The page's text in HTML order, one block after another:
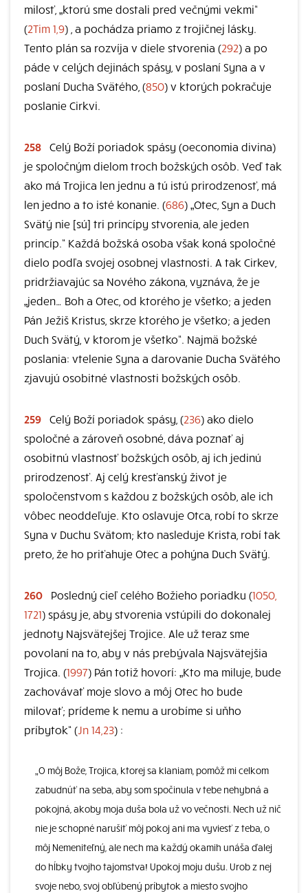
milosť, „ktorú sme dostali pred večnými vekmi“
(2Tim 1,9) , a pochádza priamo z trojičnej lásky.
Tento plán sa rozvíja v diele stvorenia (292) a po
páde v celých dejinách spásy, v poslaní Syna a v
poslaní Ducha Svätého, (850) v ktorých pokračuje
poslanie Cirkvi.
258 Celý Boží poriadok spásy (oeconomia divina)
je spoločným dielom troch božských osôb. Veď tak
ako má Trojica len jednu a tú istú prirodzenosť, má
len jedno a to isté konanie. (686) „Otec, Syn a Duch
Svätý nie [sú] tri princípy stvorenia, ale jeden
princíp.“ Každá božská osoba však koná spoločné
dielo podľa svojej osobnej vlastnosti. A tak Cirkev,
pridržiavajúc sa Nového zákona, vyznáva, že je
„jeden… Boh a Otec, od ktorého je všetko; a jeden
Pán Ježiš Kristus, skrze ktorého je všetko; a jeden
Duch Svätý, v ktorom je všetko“. Najmä božské
poslania: vtelenie Syna a darovanie Ducha Svätého
zjavujú osobitné vlastnosti božských osôb.
259 Celý Boží poriadok spásy, (236) ako dielo
spoločné a zároveň osobné, dáva poznať aj
osobitnú vlastnosť božských osôb, aj ich jedinú
prirodzenosť. Aj celý kresťanský život je
spoločenstvom s každou z božských osôb, ale ich
vôbec neoddeľuje. Kto oslavuje Otca, robí to skrze
Syna v Duchu Svätom; kto nasleduje Krista, robí tak
preto, že ho priťahuje Otec a pohýna Duch Svätý.
260 Posledný cieľ celého Božieho poriadku (1050,
1721) spásy je, aby stvorenia vstúpili do dokonalej
jednoty Najsvätejšej Trojice. Ale už teraz sme
povolaní na to, aby v nás prebývala Najsvätejšia
Trojica. (1997) Pán totiž hovorí: „Kto ma miluje, bude
zachovávať moje slovo a môj Otec ho bude
milovať; prídeme k nemu a urobíme si uňho
príbytok“ ( Jn 14,23) :
„O môj Bože, Trojica, ktorej sa klaniam, pomôž mi celkom
zabudnúť na seba, aby som spočinula v tebe nehybná a
pokojná, akoby moja duša bola už vo večnosti. Nech už nič
nie je schopné narušiť môj pokoj ani ma vyviesť z teba, o
môj Nemeniteľný, ale nech ma každý okamih unáša ďalej
do hĺbky tvojho tajomstva! Upokoj moju dušu. Urob z nej
svoje nebo, svoj obľúbený príbytok a miesto svojho